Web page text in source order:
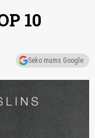
10
Seko mums Google